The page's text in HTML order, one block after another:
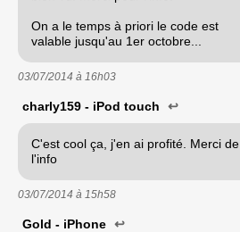
On a le temps à priori le code est
valable jusqu'au 1er octobre...
03/07/2014 à 16h03
charly159 - iPod touch ↩
C'est cool ça, j'en ai profité. Merci de
l'info
03/07/2014 à 15h58
Gold - iPhone ↩